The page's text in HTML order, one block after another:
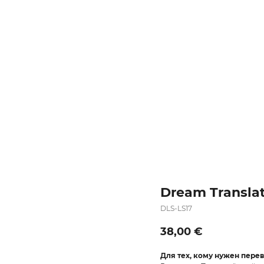
Dream
DLS-LS17
38,00 €
Для тех, кому нужен